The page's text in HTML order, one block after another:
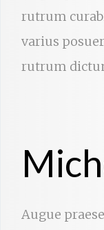
rutrum
varius
rutrum
Augue